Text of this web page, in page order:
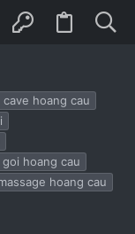
cave hoang cau
goi hoang cau
hoang cau